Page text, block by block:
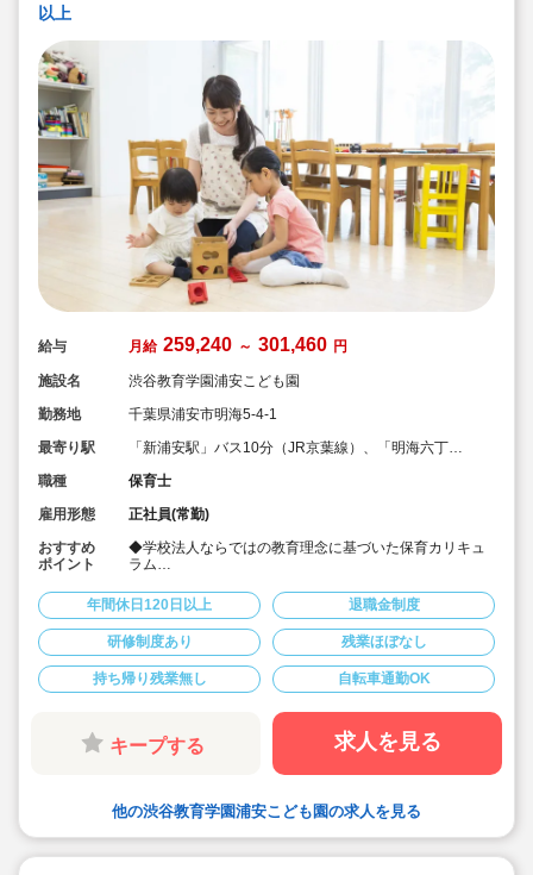
以上
給与 月給 259,240 ～ 301,460 円
施設名
渋谷教育学園浦安こども園
勤務地
千葉県浦安市明海5-4-1
最寄り駅
「新浦安駅」バス10分（JR京葉線）、「明海六丁
職種
保育士
雇用形態
正社員(常勤)
おすすめ
ポイント
◆学校法人ならではの教育理念に基づいた保育カリキュ
ラム
◆年間休日120日以上！
◆借り上げ社宅制度も利用可能
◆土曜日は交替で2ヶ月に1回程度出勤あり （振替休日支
給）
◆学校法人ならではの安定した基盤があり安心です。
年間休日120日以上 退職金制度
研修制度あり 残業ほぼなし
持ち帰り残業無し 自転車通勤OK
キープする 求人を見る
他の渋谷教育学園浦安こども園の求人を見る